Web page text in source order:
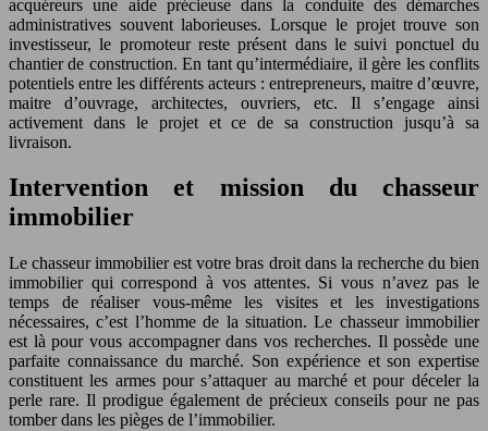
acquéreurs une aide précieuse dans la conduite des démarches
administratives souvent laborieuses. Lorsque le projet trouve son
investisseur, le promoteur reste présent dans le suivi ponctuel du
chantier de construction. En tant qu’intermédiaire, il gère les conflits
potentiels entre les différents acteurs : entrepreneurs, maitre d’œuvre,
maitre d’ouvrage, architectes, ouvriers, etc. Il s’engage ainsi
activement dans le projet et ce de sa construction jusqu’à sa
livraison.
Intervention et mission du chasseur
immobilier
Le chasseur immobilier est votre bras droit dans la recherche du bien
immobilier qui correspond à vos attentes. Si vous n’avez pas le
temps de réaliser vous-même les visites et les investigations
nécessaires, c’est l’homme de la situation. Le chasseur immobilier
est là pour vous accompagner dans vos recherches. Il possède une
parfaite connaissance du marché. Son expérience et son expertise
constituent les armes pour s’attaquer au marché et pour déceler la
perle rare. Il prodigue également de précieux conseils pour ne pas
tomber dans les pièges de l’immobilier.